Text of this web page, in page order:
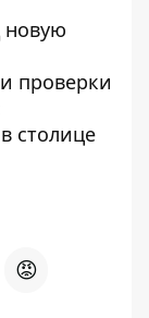
новую
проверки
столице
😡